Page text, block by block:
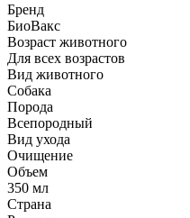
Бренд
БиоВакс
Возраст животного
Для всех возрастов
Вид животного
Собака
Порода
Всепородный
Вид ухода
Очищение
Объем
350 мл
Страна